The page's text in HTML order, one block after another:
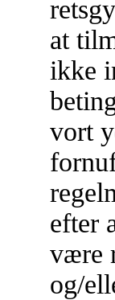
at
ikke
vort
efter
være
og/